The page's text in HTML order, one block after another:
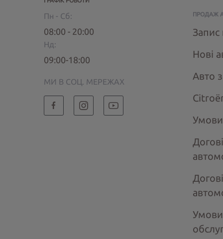
Пн - Сб:
08:00 - 20:00
Нд:
09:00-18:00
МИ В СОЦ. МЕРЕЖАХ
ПРОДАЖ
Запис
Нові
Авто
Умови